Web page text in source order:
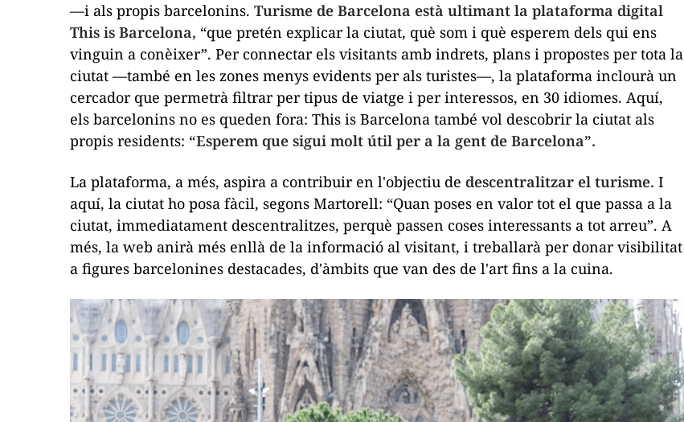
—i als propis barcelonins. Turisme de Barcelona està ultimant la plataforma digital
This is Barcelona, “que pretén explicar la ciutat, què som i què esperem dels qui ens
vinguin a conèixer”. Per connectar els visitants amb indrets, plans i propostes per tota la
ciutat —també en les zones menys evidents per als turistes—, la plataforma inclourà un
cercador que permetrà filtrar per tipus de viatge i per interessos, en 30 idiomes. Aquí,
els barcelonins no es queden fora: This is Barcelona també vol descobrir la ciutat als
propis residents: “Esperem que sigui molt útil per a la gent de Barcelona”.
La plataforma, a més, aspira a contribuir en l'objectiu de descentralitzar el turisme. I
aquí, la ciutat ho posa fàcil, segons Martorell: “Quan poses en valor tot el que passa a la
ciutat, immediatament descentralitzes, perquè passen coses interessants a tot arreu”. A
més, la web anirà més enllà de la informació al visitant, i treballarà per donar visibilitat
a figures barcelonines destacades, d'àmbits que van des de l'art fins a la cuina.